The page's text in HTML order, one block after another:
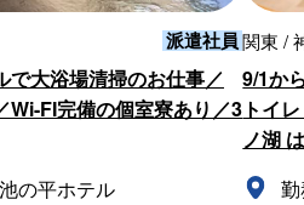
派遣社員
で大浴場清掃のお仕事／
Wi-FI完備の個室寮あり／3
の平ホテル
関東 /
9/1か
トイ
ノ湖
勤